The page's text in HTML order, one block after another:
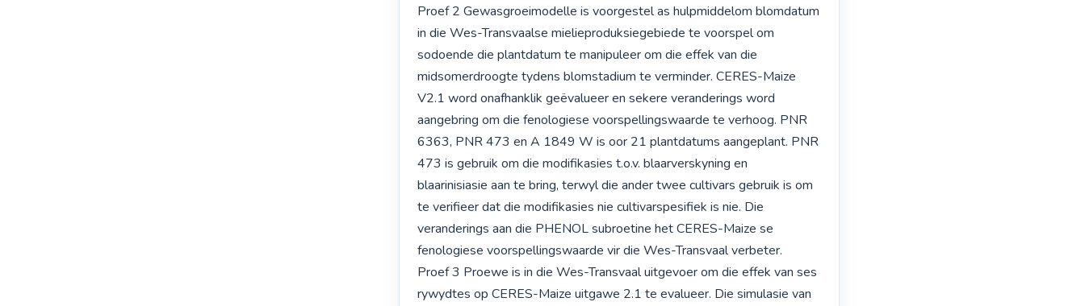
Proef 2 Gewasgroeimodelle is voorgestel as hulpmiddelom blomdatum
in die Wes-Transvaalse mielieproduksiegebiede te voorspel om
sodoende die plantdatum te manipuleer om die effek van die
midsomerdroogte tydens blomstadium te verminder. CERES-Maize
V2.1 word onafhanklik geëvalueer en sekere veranderings word
aangebring om die fenologiese voorspellingswaarde te verhoog. PNR
6363, PNR 473 en A 1849 W is oor 21 plantdatums aangeplant. PNR
473 is gebruik om die modifikasies t.o.v. blaarverskyning en
blaarinisiasie aan te bring, terwyl die ander twee cultivars gebruik is om
te verifieer dat die modifikasies nie cultivarspesifiek is nie. Die
veranderings aan die PHENOL subroetine het CERES-Maize se
fenologiese voorspellingswaarde vir die Wes-Transvaal verbeter.
Proef 3 Proewe is in die Wes-Transvaal uitgevoer om die effek van ses
rywydtes op CERES-Maize uitgawe 2.1 te evalueer. Die simulasie van